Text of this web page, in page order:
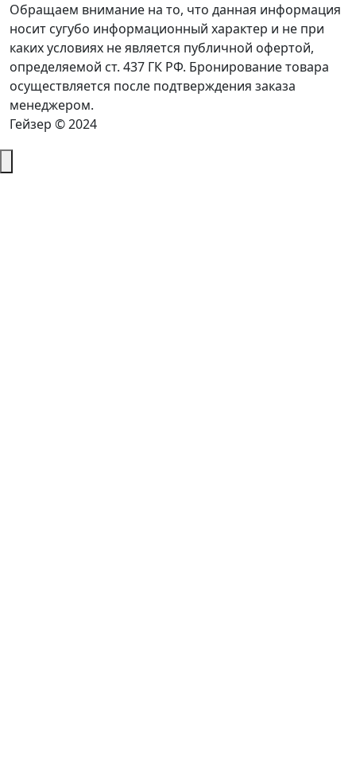
Обращаем внимание на то, что данная информация
носит сугубо информационный характер и не при
каких условиях не является публичной офертой,
определяемой ст. 437 ГК РФ. Бронирование товара
осуществляется после подтверждения заказа
менеджером.
Гейзер © 2024